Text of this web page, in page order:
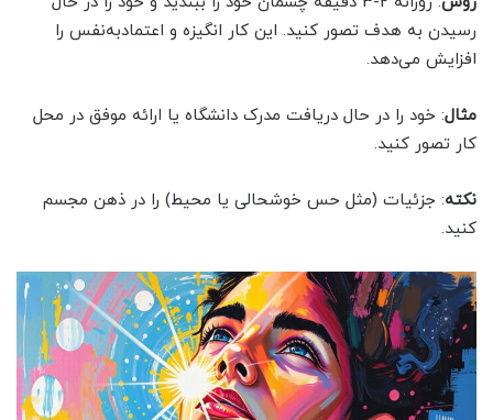
رسیدن به هدف تصور کنید. این کار انگیزه و اعتمادبه‌نفس را
افزایش می‌دهد.
مثال: خود را در حال دریافت مدرک دانشگاه یا ارائه موفق در محل
کار تصور کنید.
نکته: جزئیات (مثل حس خوشحالی یا محیط) را در ذهن مجسم
کنید.